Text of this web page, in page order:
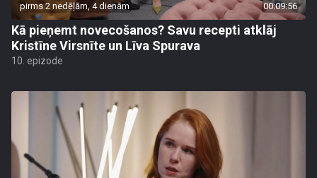
pirms 2 nedēļām, 4 dienām 00:09:56
Kā pieņemt novecošanos? Savu recepti atklāj
Kristīne Virsnīte un Līva Spurava
10. epizode